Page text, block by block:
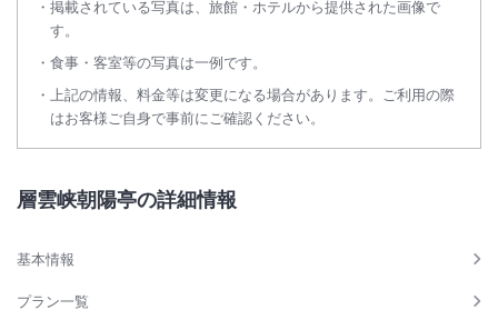
掲載されている写真は、旅館・ホテルから提供された画像で
す。
食事・客室等の写真は一例です。
上記の情報、料金等は変更になる場合があります。ご利用の際
はお客様ご自身で事前にご確認ください。
層雲峡朝陽亭の詳細情報
基本情報
プラン一覧